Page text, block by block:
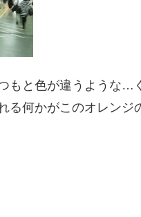
もと色が違うような…
る何かがこのオレンジ